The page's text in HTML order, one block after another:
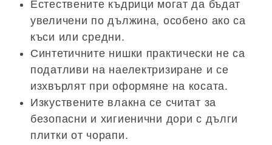
Естествените къдрици могат да бъдат
увеличени по дължина, особено ако са
къси или средни.
Синтетичните нишки практически не са
податливи на наелектризиране и се
изхвърлят при оформяне на косата.
Изкуствените влакна се считат за
безопасни и хигиенични дори с дълги
плитки от чорапи.